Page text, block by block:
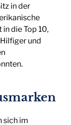
in der
die Top 10,
und
sich im